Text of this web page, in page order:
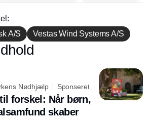
A/S
Vestas Wind Systems A/S
Annonce
Nødhjælp Sponseret
forskel: Når børn,
skaber